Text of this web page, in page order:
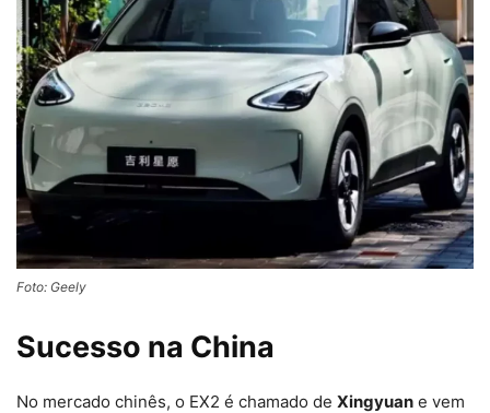
Foto: Geely
Sucesso na China
No mercado chinês, o EX2 é chamado de Xingyuan e vem